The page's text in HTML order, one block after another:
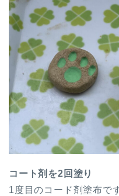
コート剤を2回塗り
1度目のコード剤塗布で